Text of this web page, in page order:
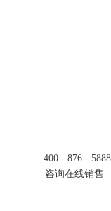
400 - 876 - 5888
咨询在线销售